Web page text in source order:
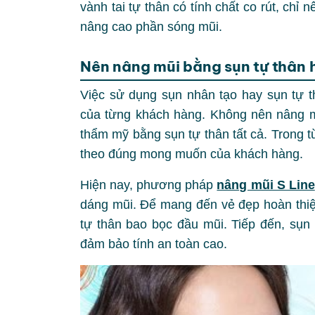
vành tai tự thân có tính chất co rút, chỉ
nâng cao phần sóng mũi.
Nên nâng mũi bằng sụn tự thân
Việc sử dụng sụn nhân tạo hay sụn tự
của từng khách hàng. Không nên nâng
thẩm mỹ bằng sụn tự thân tất cả. Trong
theo đúng mong muốn của khách hàng.
Hiện nay, phương pháp nâng mũi S Line
dáng mũi. Để mang đến vẻ đẹp hoàn
tự thân bao bọc đầu mũi. Tiếp đến,
đảm bảo tính an toàn cao.